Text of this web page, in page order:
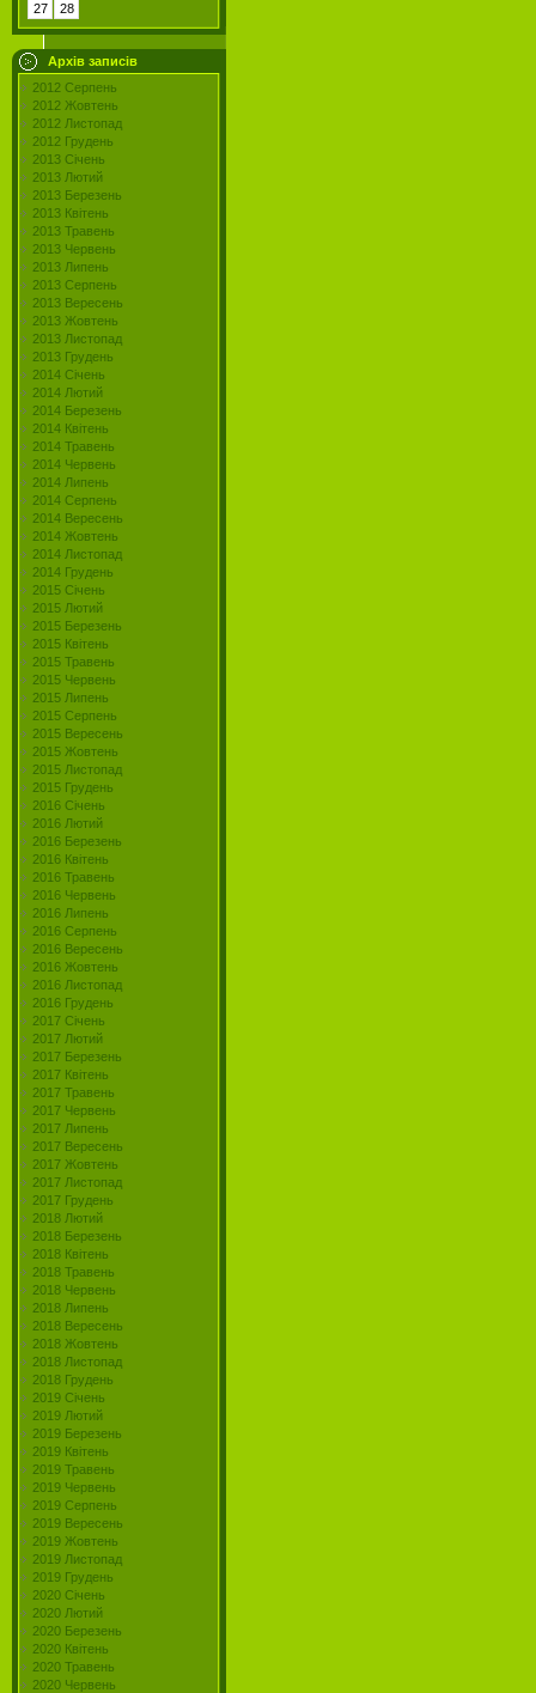
27
28
Архів записів
2012 Серпень
2012 Жовтень
2012 Листопад
2012 Грудень
2013 Січень
2013 Лютий
2013 Березень
2013 Квітень
2013 Травень
2013 Червень
2013 Липень
2013 Серпень
2013 Вересень
2013 Жовтень
2013 Листопад
2013 Грудень
2014 Січень
2014 Лютий
2014 Березень
2014 Квітень
2014 Травень
2014 Червень
2014 Липень
2014 Серпень
2014 Вересень
2014 Жовтень
2014 Листопад
2014 Грудень
2015 Січень
2015 Лютий
2015 Березень
2015 Квітень
2015 Травень
2015 Червень
2015 Липень
2015 Серпень
2015 Вересень
2015 Жовтень
2015 Листопад
2015 Грудень
2016 Січень
2016 Лютий
2016 Березень
2016 Квітень
2016 Травень
2016 Червень
2016 Липень
2016 Серпень
2016 Вересень
2016 Жовтень
2016 Листопад
2016 Грудень
2017 Січень
2017 Лютий
2017 Березень
2017 Квітень
2017 Травень
2017 Червень
2017 Липень
2017 Вересень
2017 Жовтень
2017 Листопад
2017 Грудень
2018 Лютий
2018 Березень
2018 Квітень
2018 Травень
2018 Червень
2018 Липень
2018 Вересень
2018 Жовтень
2018 Листопад
2018 Грудень
2019 Січень
2019 Лютий
2019 Березень
2019 Квітень
2019 Травень
2019 Червень
2019 Серпень
2019 Вересень
2019 Жовтень
2019 Листопад
2019 Грудень
2020 Січень
2020 Лютий
2020 Березень
2020 Квітень
2020 Травень
2020 Червень